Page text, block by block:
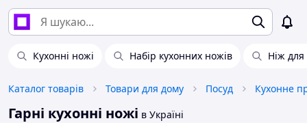
Кухонні ножі Набір кухонних ножів Ніж для
Каталог товарів Товари для дому Посуд Кухонне
Гарні кухонні ножі в Україні